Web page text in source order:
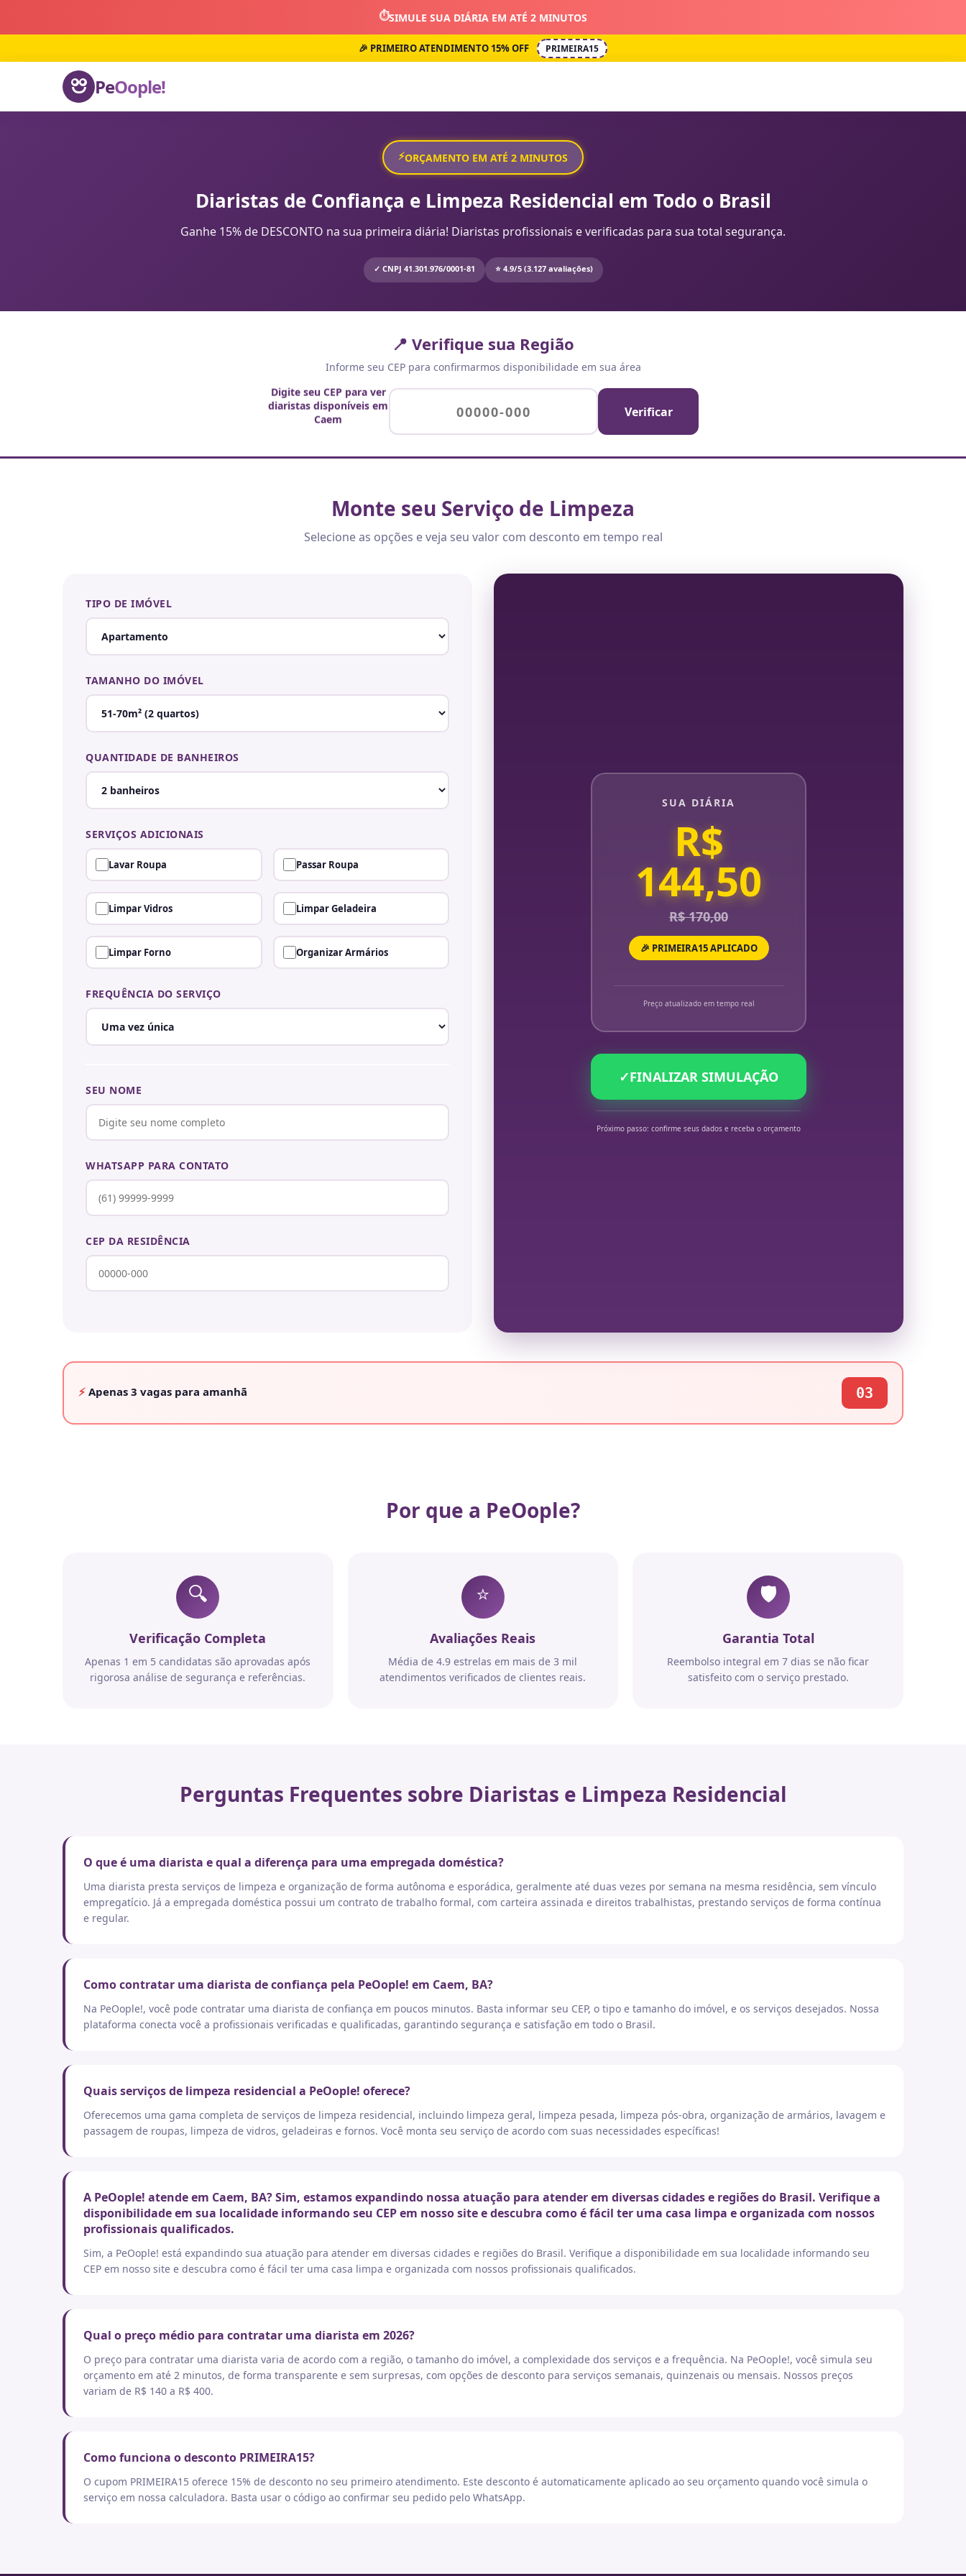
⏱️SIMULE SUA DIÁRIA EM ATÉ 2 MINUTOS
🎉 PRIMEIRO ATENDIMENTO 15% OFF PRIMEIRA15
PeOople!
⚡ORÇAMENTO EM ATÉ 2 MINUTOS
Diaristas de Confiança e Limpeza Residencial em Todo o Brasil
Ganhe 15% de DESCONTO na sua primeira diária! Diaristas profissionais e verificadas para sua total segurança.
✓ CNPJ 41.301.976/0001-81 ⭐ 4.9/5 (3.127 avaliações)
📍 Verifique sua Região
Informe seu CEP para confirmarmos disponibilidade em sua área
Digite seu CEP para ver
diaristas disponíveis em
Caem
Verificar
Monte seu Serviço de Limpeza
Selecione as opções e veja seu valor com desconto em tempo real
TIPO DE IMÓVEL
TAMANHO DO IMÓVEL
QUANTIDADE DE BANHEIROS
SERVIÇOS ADICIONAIS
Lavar Roupa Passar Roupa
Limpar Vidros Limpar Geladeira
Limpar Forno Organizar Armários
FREQUÊNCIA DO SERVIÇO
SEU NOME
WHATSAPP PARA CONTATO
CEP DA RESIDÊNCIA
SUA DIÁRIA
R$
144,50
R$ 170,00
🎉 PRIMEIRA15 APLICADO
Preço atualizado em tempo real
✓FINALIZAR SIMULAÇÃO
Próximo passo: confirme seus dados e receba o orçamento
⚡ Apenas 3 vagas para amanhã 03
Por que a PeOople?
🔍
Verificação Completa
Apenas 1 em 5 candidatas são aprovadas após
rigorosa análise de segurança e referências.
⭐
Avaliações Reais
Média de 4.9 estrelas em mais de 3 mil
atendimentos verificados de clientes reais.
🛡️
Garantia Total
Reembolso integral em 7 dias se não ficar
satisfeito com o serviço prestado.
Perguntas Frequentes sobre Diaristas e Limpeza Residencial
O que é uma diarista e qual a diferença para uma empregada doméstica?
Uma diarista presta serviços de limpeza e organização de forma autônoma e esporádica, geralmente até duas vezes por semana na mesma residência, sem vínculo
empregatício. Já a empregada doméstica possui um contrato de trabalho formal, com carteira assinada e direitos trabalhistas, prestando serviços de forma contínua
e regular.
Como contratar uma diarista de confiança pela PeOople! em Caem, BA?
Na PeOople!, você pode contratar uma diarista de confiança em poucos minutos. Basta informar seu CEP, o tipo e tamanho do imóvel, e os serviços desejados. Nossa
plataforma conecta você a profissionais verificadas e qualificadas, garantindo segurança e satisfação em todo o Brasil.
Quais serviços de limpeza residencial a PeOople! oferece?
Oferecemos uma gama completa de serviços de limpeza residencial, incluindo limpeza geral, limpeza pesada, limpeza pós-obra, organização de armários, lavagem e
passagem de roupas, limpeza de vidros, geladeiras e fornos. Você monta seu serviço de acordo com suas necessidades específicas!
A PeOople! atende em Caem, BA? Sim, estamos expandindo nossa atuação para atender em diversas cidades e regiões do Brasil. Verifique a
disponibilidade em sua localidade informando seu CEP em nosso site e descubra como é fácil ter uma casa limpa e organizada com nossos
profissionais qualificados.
Sim, a PeOople! está expandindo sua atuação para atender em diversas cidades e regiões do Brasil. Verifique a disponibilidade em sua localidade informando seu
CEP em nosso site e descubra como é fácil ter uma casa limpa e organizada com nossos profissionais qualificados.
Qual o preço médio para contratar uma diarista em 2026?
O preço para contratar uma diarista varia de acordo com a região, o tamanho do imóvel, a complexidade dos serviços e a frequência. Na PeOople!, você simula seu
orçamento em até 2 minutos, de forma transparente e sem surpresas, com opções de desconto para serviços semanais, quinzenais ou mensais. Nossos preços
variam de R$ 140 a R$ 400.
Como funciona o desconto PRIMEIRA15?
O cupom PRIMEIRA15 oferece 15% de desconto no seu primeiro atendimento. Este desconto é automaticamente aplicado ao seu orçamento quando você simula o
serviço em nossa calculadora. Basta usar o código ao confirmar seu pedido pelo WhatsApp.